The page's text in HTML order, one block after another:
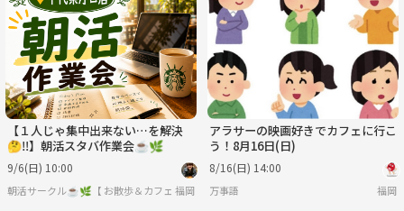
木
9/3
金
9/4
土
9/5
日
9/6
月
9/7 9/8
【１人じゃ集中出来ない…を解決
🤔‼️】朝活スタバ作業会☕️🌿
9/6(日) 10:00
朝活サークル☕️🌿【 お散歩＆カフェ作業会 】
福岡
アラサーの映画好きでカフェに行こ
う！8月16日(日)
8/16(日) 14:00
万事語 福岡